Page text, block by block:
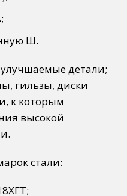
;
Ш.
детали;
гильзы, диски
к которым
высокой
стали: